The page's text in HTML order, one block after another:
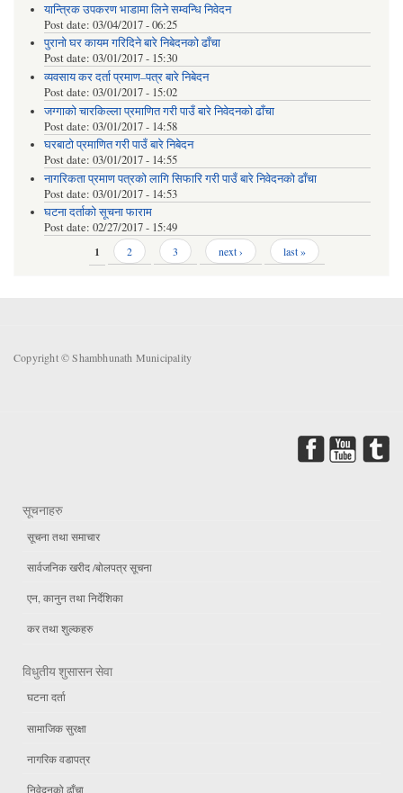
यान्त्रिक उपकरण भाडामा लिने सम्वन्धि निवेदन
Post date: 03/04/2017 - 06:25
पुरानो घर कायम गरिदिने बारे निबेदनको ढाँचा
Post date: 03/01/2017 - 15:30
व्यवसाय कर दर्ता प्रमाण–पत्र बारे निबेदन
Post date: 03/01/2017 - 15:02
जग्गाको चारकिल्ला प्रमाणित गरी पाउँ बारे निवेदनको ढाँचा
Post date: 03/01/2017 - 14:58
घरबाटो प्रमाणित गरी पाउँ बारे निबेदन
Post date: 03/01/2017 - 14:55
नागरिकता प्रमाण पत्रको लागि सिफारि गरी पाउँ बारे निवेदनको ढाँचा
Post date: 03/01/2017 - 14:53
घटना दर्ताको सूचना फाराम
Post date: 02/27/2017 - 15:49
1 2 3 next › last »
Copyright © Shambhunath Municipality
सूचनाहरु
सूचना तथा समाचार
सार्वजनिक खरीद /बोलपत्र सूचना
एन, कानुन तथा निर्देशिका
कर तथा शुल्कहरु
विधुतीय शुसासन सेवा
घटना दर्ता
सामाजिक सुरक्षा
नागरिक वडापत्र
निवेदनको ढाँचा